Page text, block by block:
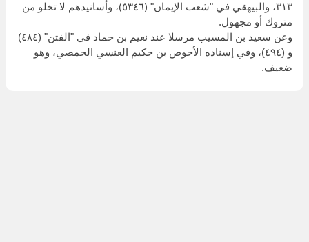
٣١٣، والبيهقي في "شعب الإيمان" (٥٣٤٦)، وأسانيدهم لا تخلو من
متروك أو مجهول.
وعن سعيد بن المسيب مرسلا عند نعيم بن حماد في "الفتن" (٤٨٤)
و (٤٩٤)، وفي إسناده الأحوص بن حكيم العنسي الحمصي، وهو
ضعيف.